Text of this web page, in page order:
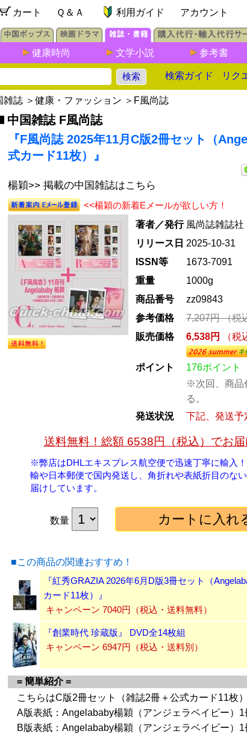
カート Ｑ＆Ａ 利用ガイド アカウント
健康時尚 文学小説 参考書
検索ガイド リク
雑誌 ＞ 健康・ファッション ＞ F風尚誌
中国雑誌 F風尚誌
『F風尚誌 2025年11月C版2冊セット（
式カード11枚）』
楊穎>> 掲載の中国雑誌はこちら
<<楊穎の新着Eメールが欲しい方！
著者／発行 風尚誌雑誌社
リリース日 2025-10-31
ISSN等
1673-7091
重量
1000g
商品番号
zz09843
参考価格
7,207円（税
販売価格
6,538円 （
ポイント
176ポイント
※次回、商品
る。
発送状況
下記、発送予
送料無料！総額 6538円（税込）でお
※弊店はDHLエキスプレス航空便で迅速丁寧に輸入
輸や日本郵便で国内発送し、角折れや表紙折目のな
届けしています。
数量
■この商品の関連おすすめ！
『紅秀GRAZIA 2026年6月D版3冊セット（
カード11枚）』
キャンペーン 7040円（税込・送料無料）
『創業時代 珍蔵版』 DVD全14枚組
キャンペーン 6947円（税込・送料別）
= 簡単紹介 =
こちらはC版2冊セット（雑誌2冊＋公式カード11枚
A版表紙：Angelababy楊穎（アンジェラベイビー）1
B版表紙：Angelababy楊穎（アンジェラベイビー）1